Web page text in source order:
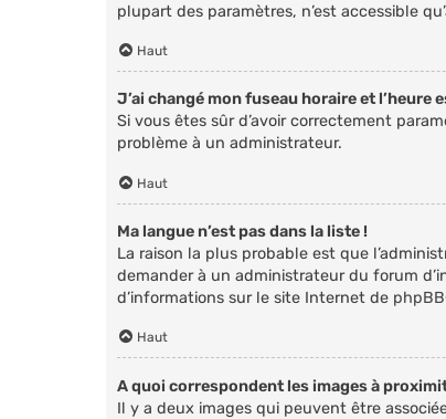
plupart des paramètres, n’est accessible
Haut
J’ai changé mon fuseau horaire et l’heure
Si vous êtes sûr d’avoir correctement
problème à un administrateur.
Haut
Ma langue n’est pas dans la liste !
La raison la plus probable est que
demander à un administrateur du forum
d’informations sur le site Internet de phpBB
Haut
A quoi correspondent les images à
Il y a deux images qui peuvent être